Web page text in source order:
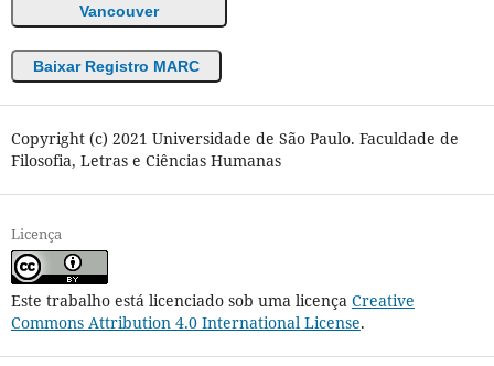
Vancouver
Baixar Registro MARC
Copyright (c) 2021 Universidade de São Paulo. Faculdade de
Filosofia, Letras e Ciências Humanas
Licença
Este trabalho está licenciado sob uma licença Creative
Commons Attribution 4.0 International License.